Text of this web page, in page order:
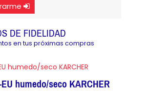
DE FIDELIDAD
en tus próximas compras
humedo/seco KARCHER
humedo/seco KARCHER